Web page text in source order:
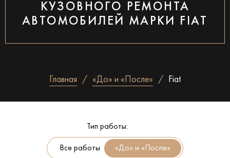
КУЗОВНОГО РЕМОНТА
АВТОМОБИЛЕЙ МАРКИ FIAT
Главная «До» и «После» Fiat
Тип работы:
Все работы